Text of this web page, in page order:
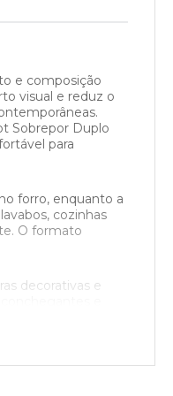
e composição
visual e reduz o
Sobrepor Duplo
para
forro, enquanto a
cozinhas
O formato
decorativas e